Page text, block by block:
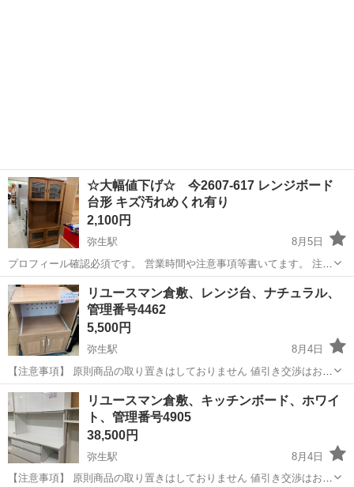
☆大幅値下げ☆ 今2607-617 レンジボード
台形 キズ汚れめくれ有り
2,100円
弥生駅
8月5日
プロフィール確認必須です。 営業時間や注意事項等書いてます。 注意
⚠️ 当店はリサイクルショップの為、原則として 返品・交換や修理等の
対応は致しかねます。 家電等に関しましては、ご購入から３日以内に
商品の不備や故障があっ...
岡山 倉敷市 収納家具
リユースマン倉敷、レンジ台、ナチュラル、
管理番号4462
5,500円
弥生駅
8月4日
【注意事項】 原則商品の取り置きはしておりません 値引き交渉はお受
けできません 購入のタイミングが重なった場合は店頭販売を優先させ
て頂きます m(_ _)m 上記問合せ、またはテンプレートでのご質問には
お返事しておりま...
岡山 倉敷市 収納家具
リユースマン倉敷、キッチンボード、ホワイ
ト、管理番号4905
38,500円
弥生駅
8月4日
【注意事項】 原則商品の取り置きはしておりません 値引き交渉はお受